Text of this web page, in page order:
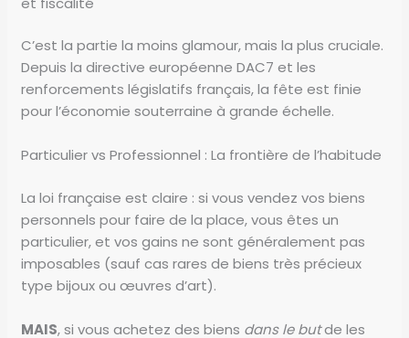
C’est la partie la moins glamour, mais la plus cruciale.
Depuis la directive européenne DAC7 et les
renforcements législatifs français, la fête est finie
pour l’économie souterraine à grande échelle.
Particulier vs Professionnel : La frontière de l’habitude
La loi française est claire : si vous vendez vos biens
personnels pour faire de la place, vous êtes un
particulier, et vos gains ne sont généralement pas
imposables (sauf cas rares de biens très précieux
type bijoux ou œuvres d’art).
MAIS, si vous achetez des biens dans le butde les